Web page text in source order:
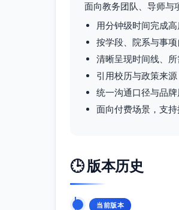
面向教务团队、导师与
用分钟级时间完成
按学段、院系与事
清晰呈现时间线、
引用校历与政策来
统一沟通口径与品
面向付费场景，支
🕒 版本历史
当前版本